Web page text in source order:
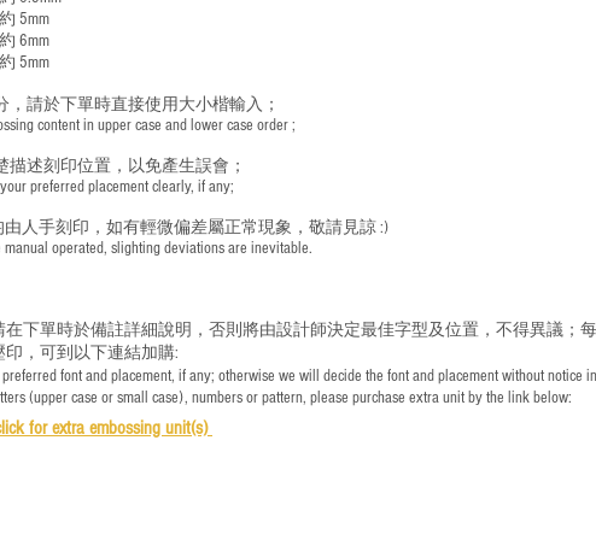
約 5mm
6mm
約 5mm
，請於下單時直接使用大小楷輸入；
content in upper case and lower case order ;
描述刻印位置，以免產生誤會；
preferred placement clearly, if any;
人手刻印，如有輕微偏差屬正常現象，敬請見諒 :)
operated, slighting deviations are inevitable.
下單時於備註詳細說明，否則將由設計師決定最佳字型及位置，不得異議；
，可到以下連結加購:
font and placement, if any; otherwise we will decide the font and placement without notice
(upper case or small case), numbers or pattern, please purchase extra unit by the link below:
for extra embossing unit(s)